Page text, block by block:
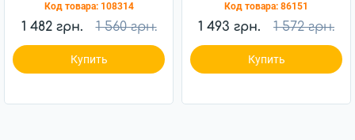
Код товара: 108314
1 482 грн. 1 560 грн.
Купить
Код товара: 86151
1 493 грн. 1 572 грн.
Купить